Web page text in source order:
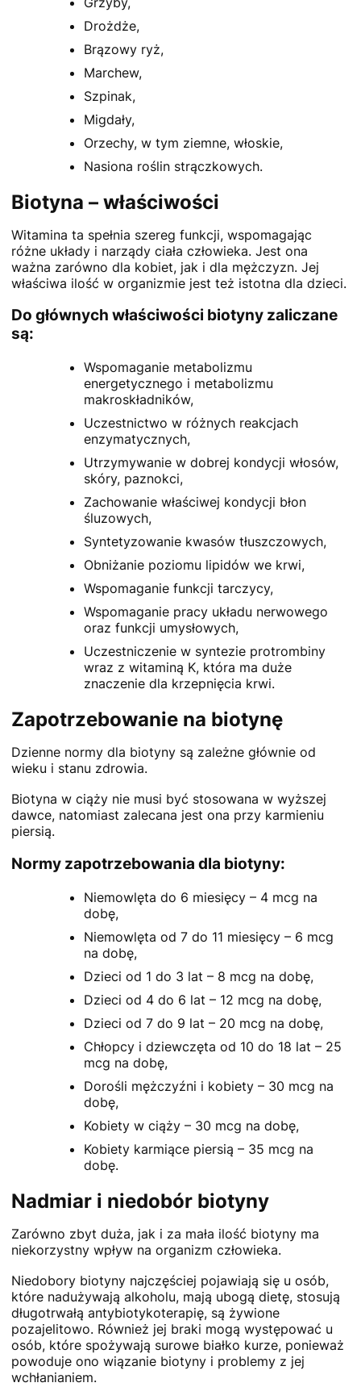
Drożdże,
Brązowy ryż,
Marchew,
Szpinak,
Migdały,
Orzechy, w tym ziemne, włoskie,
Nasiona roślin strączkowych.
Biotyna – właściwości
Witamina ta spełnia szereg funkcji, wspomagając
różne układy i narządy ciała człowieka. Jest ona
ważna zarówno dla kobiet, jak i dla mężczyzn. Jej
właściwa ilość w organizmie jest też istotna dla dzieci.
Do głównych właściwości biotyny zaliczane
są:
Wspomaganie metabolizmu
energetycznego i metabolizmu
makroskładników,
Uczestnictwo w różnych reakcjach
enzymatycznych,
Utrzymywanie w dobrej kondycji włosów,
skóry, paznokci,
Zachowanie właściwej kondycji błon
śluzowych,
Syntetyzowanie kwasów tłuszczowych,
Obniżanie poziomu lipidów we krwi,
Wspomaganie funkcji tarczycy,
Wspomaganie pracy układu nerwowego
oraz funkcji umysłowych,
Uczestniczenie w syntezie protrombiny
wraz z witaminą K, która ma duże
znaczenie dla krzepnięcia krwi.
Zapotrzebowanie na biotynę
Dzienne normy dla biotyny są zależne głównie od
wieku i stanu zdrowia.
Biotyna w ciąży nie musi być stosowana w wyższej
dawce, natomiast zalecana jest ona przy karmieniu
piersią.
Normy zapotrzebowania dla biotyny:
Niemowlęta do 6 miesięcy – 4 mcg na
dobę,
Niemowlęta od 7 do 11 miesięcy – 6 mcg
na dobę,
Dzieci od 1 do 3 lat – 8 mcg na dobę,
Dzieci od 4 do 6 lat – 12 mcg na dobę,
Dzieci od 7 do 9 lat – 20 mcg na dobę,
Chłopcy i dziewczęta od 10 do 18 lat – 25
mcg na dobę,
Dorośli mężczyźni i kobiety – 30 mcg na
dobę,
Kobiety w ciąży – 30 mcg na dobę,
Kobiety karmiące piersią – 35 mcg na
dobę.
Nadmiar i niedobór biotyny
Zarówno zbyt duża, jak i za mała ilość biotyny ma
niekorzystny wpływ na organizm człowieka.
Niedobory biotyny najczęściej pojawiają się u osób,
które nadużywają alkoholu, mają ubogą dietę, stosują
długotrwałą antybiotykoterapię, są żywione
pozajelitowo. Również jej braki mogą występować u
osób, które spożywają surowe białko kurze, ponieważ
powoduje ono wiązanie biotyny i problemy z jej
wchłanianiem.